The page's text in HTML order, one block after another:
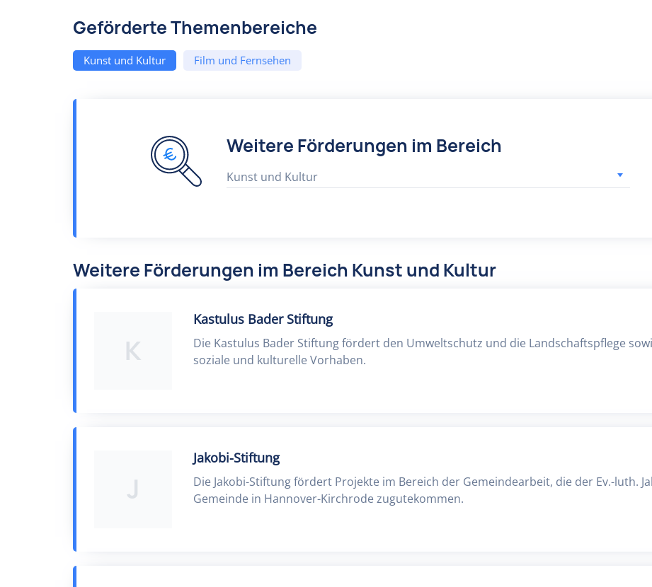
Geförderte Themenbereiche
Kunst und Kultur Film und Fernsehen
Weitere Förderungen im Bereich
Kunst und Kultur
Weitere Förderungen im Bereich Kunst und Kultur
K
Kastulus Bader Stiftung
Die Kastulus Bader Stiftung fördert den Umweltschutz und die Landschaftspflege
soziale und kulturelle Vorhaben.
J
Jakobi-Stiftung
Die Jakobi-Stiftung fördert Projekte im Bereich der Gemeindearbeit, die der Ev.-luth.
Gemeinde in Hannover-Kirchrode zugutekommen.